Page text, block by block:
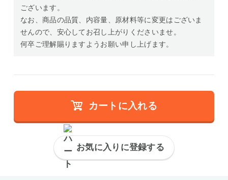
ございます。
なお、商品の品質、内容量、原材料等に変更はございま
せんので、安心してお召し上がりくださいませ。
何卒ご理解賜りますようお願い申し上げます。
カートに入れる
お気に入りに登録する